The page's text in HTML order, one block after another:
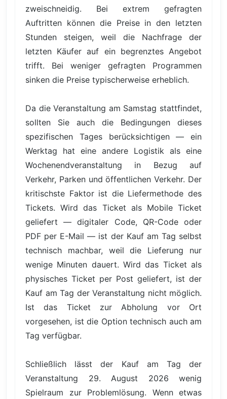
zweischneidig. Bei extrem gefragten
Auftritten können die Preise in den letzten
Stunden steigen, weil die Nachfrage der
letzten Käufer auf ein begrenztes Angebot
trifft. Bei weniger gefragten Programmen
sinken die Preise typischerweise erheblich.
Da die Veranstaltung am Samstag stattfindet,
sollten Sie auch die Bedingungen dieses
spezifischen Tages berücksichtigen — ein
Werktag hat eine andere Logistik als eine
Wochenendveranstaltung in Bezug auf
Verkehr, Parken und öffentlichen Verkehr. Der
kritischste Faktor ist die Liefermethode des
Tickets. Wird das Ticket als Mobile Ticket
geliefert — digitaler Code, QR-Code oder
PDF per E-Mail — ist der Kauf am Tag selbst
technisch machbar, weil die Lieferung nur
wenige Minuten dauert. Wird das Ticket als
physisches Ticket per Post geliefert, ist der
Kauf am Tag der Veranstaltung nicht möglich.
Ist das Ticket zur Abholung vor Ort
vorgesehen, ist die Option technisch auch am
Tag verfügbar.
Schließlich lässt der Kauf am Tag der
Veranstaltung 29. August 2026 wenig
Spielraum zur Problemlösung. Wenn etwas